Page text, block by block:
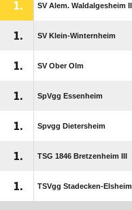
1. SV Alem. Waldalgesheim II
1. SV Klein-Winternheim
1. SV Ober Olm
1. SpVgg Essenheim
1. Spvgg Dietersheim
1. TSG 1846 Bretzenheim III
1. TSVgg Stadecken-Elsheim